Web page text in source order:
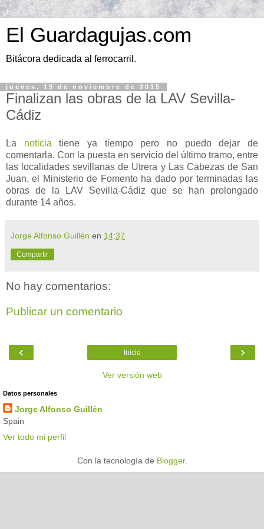
El Guardagujas.com
Bitácora dedicada al ferrocarril.
jueves, 19 de noviembre de 2015
Finalizan las obras de la LAV Sevilla-
Cádiz
La noticia tiene ya tiempo pero no puedo dejar de
comentarla. Con la puesta en servicio del último tramo, entre
las localidades sevillanas de Utrera y Las Cabezas de San
Juan, el Ministerio de Fomento ha dado por terminadas las
obras de la LAV Sevilla-Cádiz que se han prolongado
durante 14 años.
Jorge Alfonso Guillén en 14:37
Compartir
No hay comentarios:
Publicar un comentario
‹ ›
Inicio
Ver versión web
Datos personales
Jorge Alfonso Guillén
Spain
Ver todo mi perfil
Con la tecnología de Blogger.